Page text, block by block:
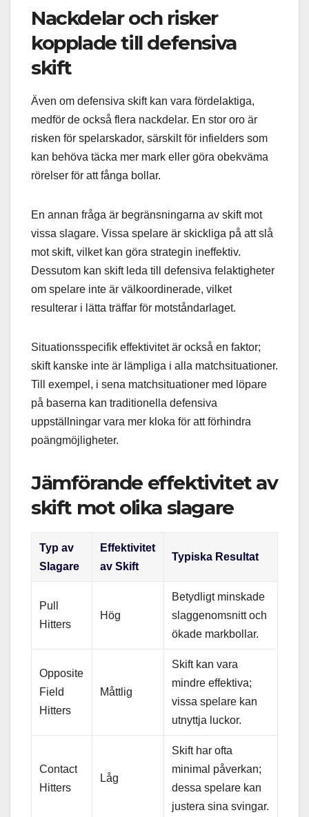
Nackdelar och risker
kopplade till defensiva
skift
Även om defensiva skift kan vara fördelaktiga,
medför de också flera nackdelar. En stor oro är
risken för spelarskador, särskilt för infielders som
kan behöva täcka mer mark eller göra obekväma
rörelser för att fånga bollar.
En annan fråga är begränsningarna av skift mot
vissa slagare. Vissa spelare är skickliga på att slå
mot skift, vilket kan göra strategin ineffektiv.
Dessutom kan skift leda till defensiva felaktigheter
om spelare inte är välkoordinerade, vilket
resulterar i lätta träffar för motståndarlaget.
Situationsspecifik effektivitet är också en faktor;
skift kanske inte är lämpliga i alla matchsituationer.
Till exempel, i sena matchsituationer med löpare
på baserna kan traditionella defensiva
uppställningar vara mer kloka för att förhindra
poängmöjligheter.
Jämförande effektivitet av
skift mot olika slagare
Typ av
Slagare
Effektivitet
av Skift
Typiska Resultat
Pull
Hitters
Hög
Betydligt minskade
slaggenomsnitt och
ökade markbollar.
Opposite
Field
Hitters
Måttlig
Skift kan vara
mindre effektiva;
vissa spelare kan
utnyttja luckor.
Contact
Hitters
Låg
Skift har ofta
minimal påverkan;
dessa spelare kan
justera sina svingar.